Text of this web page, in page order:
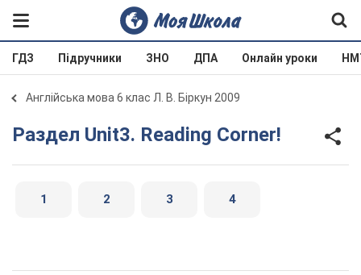
ГДЗ Підручники ЗНО ДПА Онлайн уроки
Англійська мова 6 клас Л. В. Біркун 2009
Раздел Unit3. Reading Corner!
1 2 3 4